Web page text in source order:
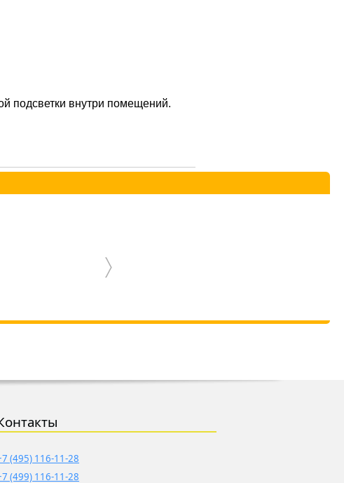
подсветки внутри помещений.
(495) 116-11-28
(499) 116-11-28